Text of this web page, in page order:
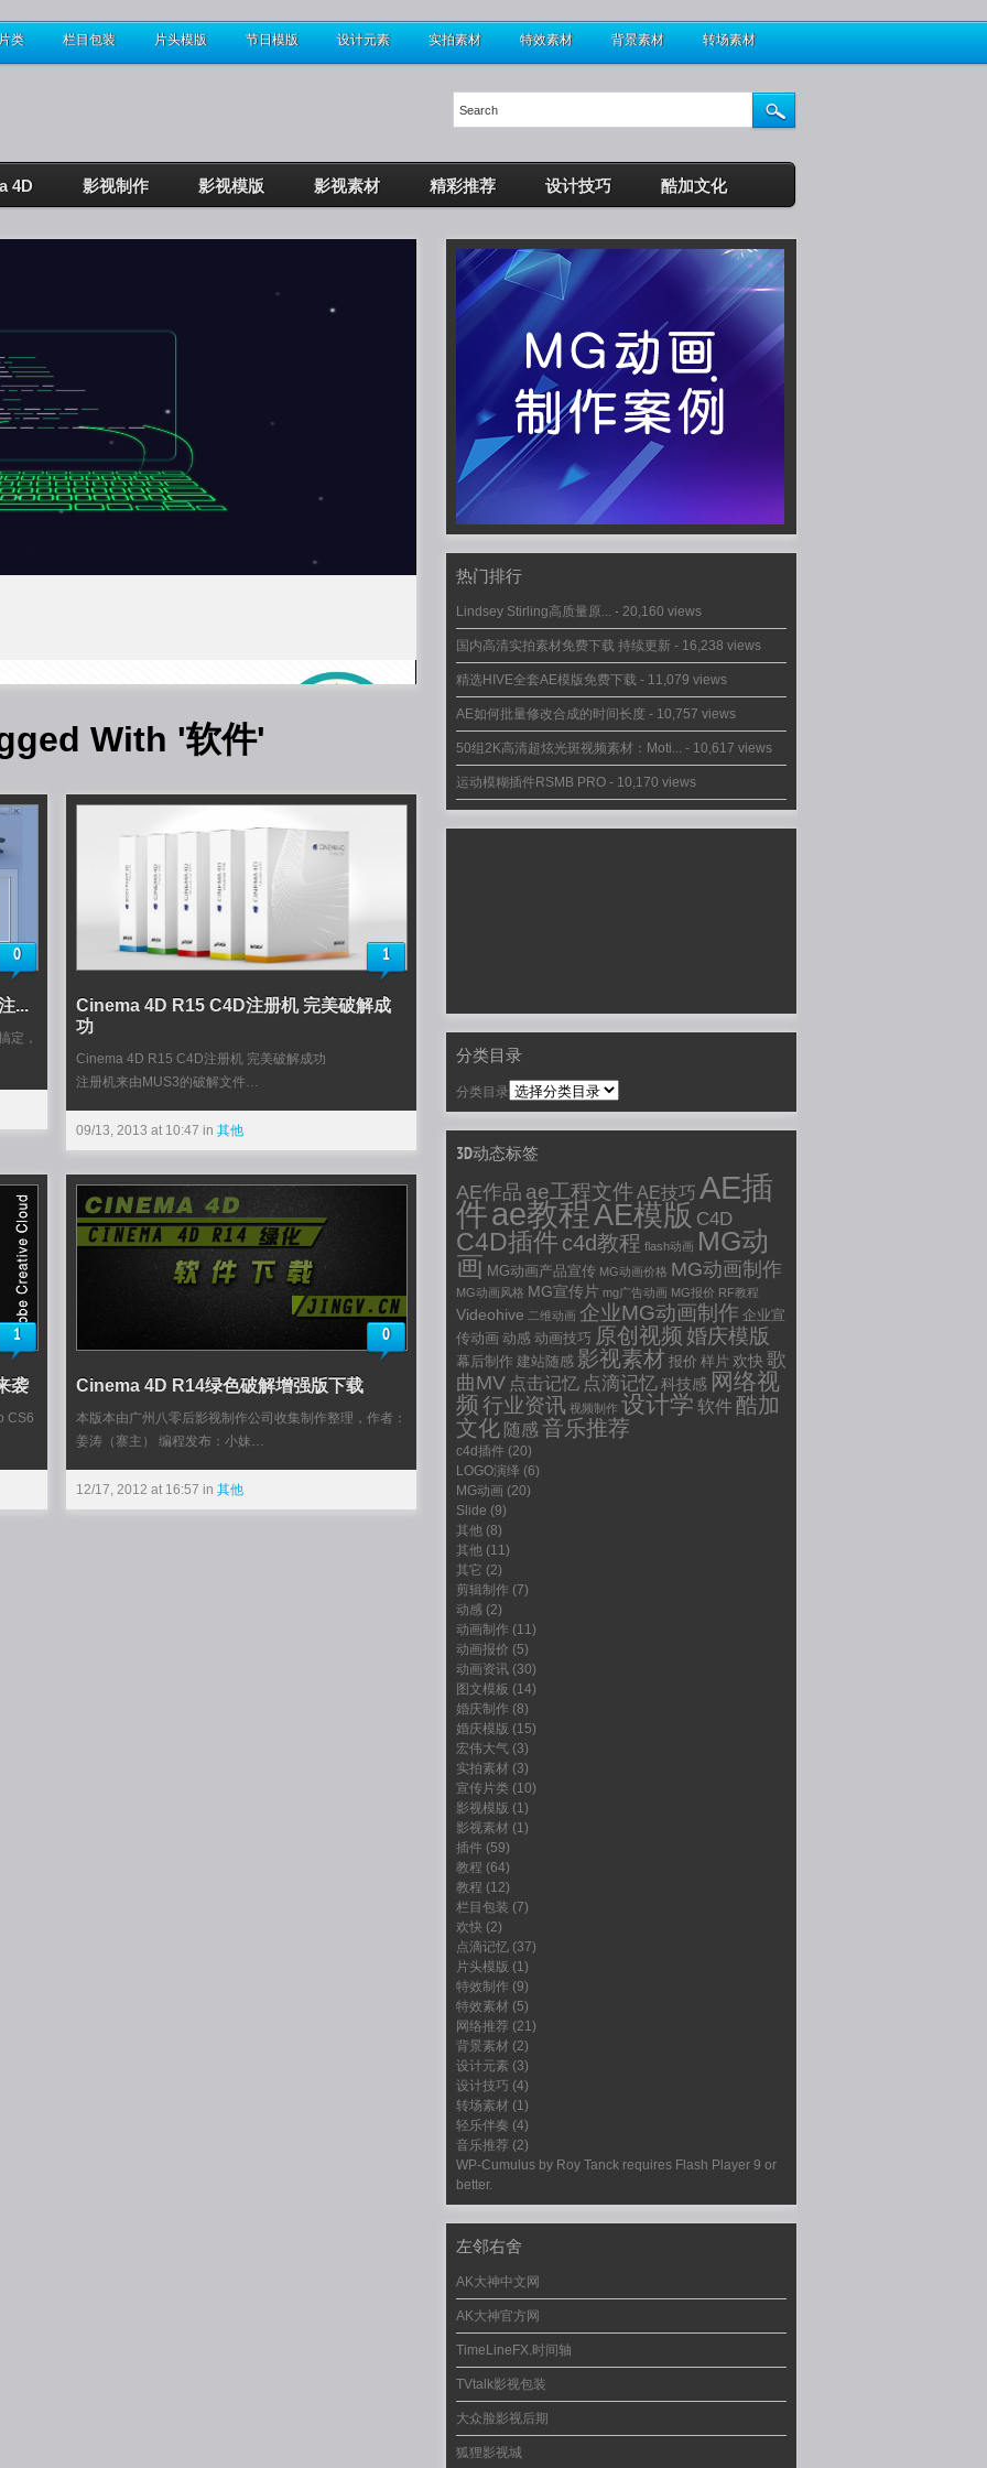
类 栏目包装 片头模版 节日模版 设计元素 实拍素材 特效素材 背景素材 转场素材
4D 影视制作 影视模版 影视素材 精彩推荐 设计技巧 酷加文化
With '软件'
0
...
定，
1
Cinema 4D R15 C4D注册机 完美破解成
功
Cinema 4D R15 C4D注册机 完美破解成功
注册机来由MUS3的破解文件…
09/13, 2013 at 10:47 in 其他
1
袭
CS6
0
Cinema 4D R14绿色破解增强版下载
本版本由广州八零后影视制作公司收集制作整理，作者：
姜涛（寨主） 编程发布：小妹…
12/17, 2012 at 16:57 in 其他
热门排行
Lindsey Stirling高质量原... - 20,160 views
国内高清实拍素材免费下载 持续更新 - 16,238 views
精选HIVE全套AE模版免费下载 - 11,079 views
AE如何批量修改合成的时间长度 - 10,757 views
50组2K高清超炫光斑视频素材：Moti... - 10,617 views
运动模糊插件RSMB PRO - 10,170 views
分类目录
分类目录
3D动态标签
AE作品 ae工程文件 AE技巧 AE插
件ae教程AE模版 C4D
C4D插件 c4d教程 flash动画 MG动
画 MG动画产品宣传 MG动画价格 MG动画制作
MG动画风格 MG宣传片 mg广告动画 MG报价 RF教程
Videohive 二维动画 企业MG动画制作 企业宣
传动画 动感 动画技巧 原创视频 婚庆模版
幕后制作 建站随感 影视素材 报价 样片 欢快 歌
曲MV 点击记忆 点滴记忆科技感 网络视
频行业资讯 视频制作 设计学 软件酷加
文化 随感 音乐推荐
c4d插件 (20)
LOGO演绎 (6)
MG动画 (20)
Slide (9)
其他 (8)
其他 (11)
其它 (2)
剪辑制作 (7)
动感 (2)
动画制作 (11)
动画报价 (5)
动画资讯 (30)
图文模板 (14)
婚庆制作 (8)
婚庆模版 (15)
宏伟大气 (3)
实拍素材 (3)
宣传片类 (10)
影视模版 (1)
影视素材 (1)
插件 (59)
教程 (64)
教程 (12)
栏目包装 (7)
欢快 (2)
点滴记忆 (37)
片头模版 (1)
特效制作 (9)
特效素材 (5)
网络推荐 (21)
背景素材 (2)
设计元素 (3)
设计技巧 (4)
转场素材 (1)
轻乐伴奏 (4)
音乐推荐 (2)
WP-Cumulus by Roy Tanck requires Flash Player 9 or
better.
左邻右舍
AK大神中文网
AK大神官方网
TimeLineFX.时间轴
TVtalk影视包装
大众脸影视后期
狐狸影视城